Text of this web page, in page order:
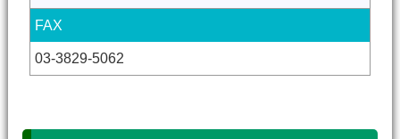
FAX
03-3829-5062